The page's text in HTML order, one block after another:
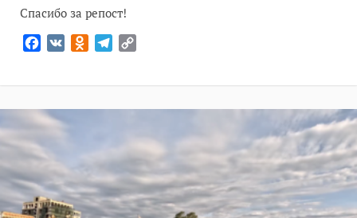
Спасибо за репост!
Facebook
VK Odnoklassniki
Telegram